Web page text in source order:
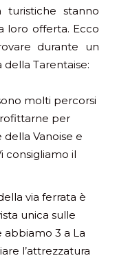
turistiche stanno
loro offerta. Ecco
durante un
Tarentaise:
molti percorsi
per
Vanoise e
consigliamo il
via ferrata è
unica sulle
abbiamo 3 a La
l’attrezzatura